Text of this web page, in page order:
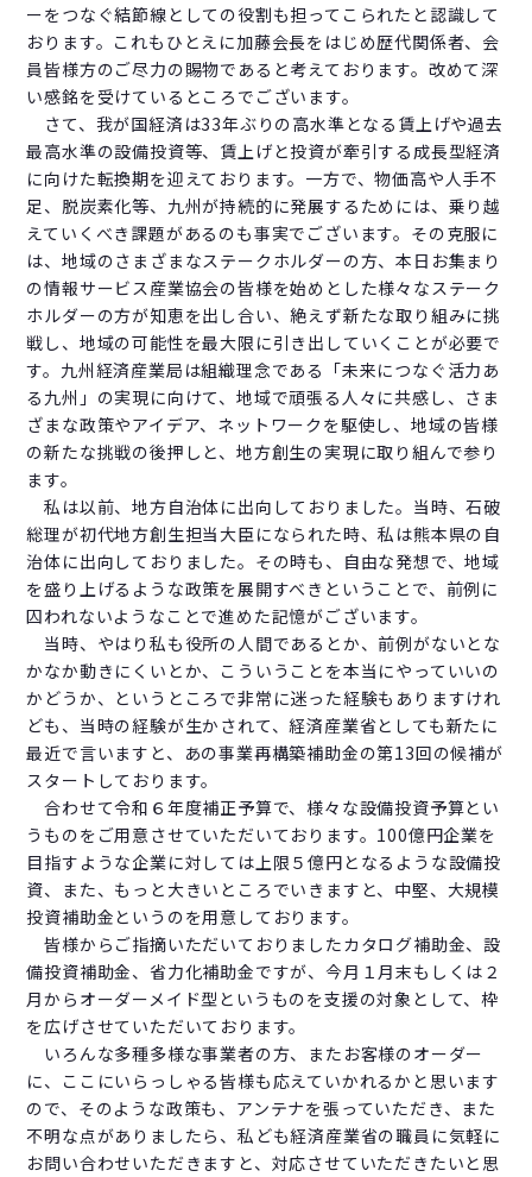
ーをつなぐ結節線としての役割も担ってこられたと認識して
おります。これもひとえに加藤会長をはじめ歴代関係者、会
員皆様方のご尽力の賜物であると考えております。改めて深
い感銘を受けているところでございます。
さて、我が国経済は33年ぶりの高水準となる賃上げや過去
最高水準の設備投資等、賃上げと投資が牽引する成長型経済
に向けた転換期を迎えております。一方で、物価高や人手不
足、脱炭素化等、九州が持続的に発展するためには、乗り越
えていくべき課題があるのも事実でございます。その克服に
は、地域のさまざまなステークホルダーの方、本日お集まり
の情報サービス産業協会の皆様を始めとした様々なステーク
ホルダーの方が知恵を出し合い、絶えず新たな取り組みに挑
戦し、地域の可能性を最大限に引き出していくことが必要で
す。九州経済産業局は組織理念である「未来につなぐ活力あ
る九州」の実現に向けて、地域で頑張る人々に共感し、さま
ざまな政策やアイデア、ネットワークを駆使し、地域の皆様
の新たな挑戦の後押しと、地方創生の実現に取り組んで参り
ます。
私は以前、地方自治体に出向しておりました。当時、石破
総理が初代地方創生担当大臣になられた時、私は熊本県の自
治体に出向しておりました。その時も、自由な発想で、地域
を盛り上げるような政策を展開すべきということで、前例に
囚われないようなことで進めた記憶がございます。
当時、やはり私も役所の人間であるとか、前例がないとな
かなか動きにくいとか、こういうことを本当にやっていいの
かどうか、というところで非常に迷った経験もありますけれ
ども、当時の経験が生かされて、経済産業省としても新たに
最近で言いますと、あの事業再構築補助金の第13回の候補が
スタートしております。
合わせて令和６年度補正予算で、様々な設備投資予算とい
うものをご用意させていただいております。100億円企業を
目指すような企業に対しては上限５億円となるような設備投
資、また、もっと大きいところでいきますと、中堅、大規模
投資補助金というのを用意しております。
皆様からご指摘いただいておりましたカタログ補助金、設
備投資補助金、省力化補助金ですが、今月１月末もしくは２
月からオーダーメイド型というものを支援の対象として、枠
を広げさせていただいております。
いろんな多種多様な事業者の方、またお客様のオーダー
に、ここにいらっしゃる皆様も応えていかれるかと思います
ので、そのような政策も、アンテナを張っていただき、また
不明な点がありましたら、私ども経済産業省の職員に気軽に
お問い合わせいただきますと、対応させていただきたいと思